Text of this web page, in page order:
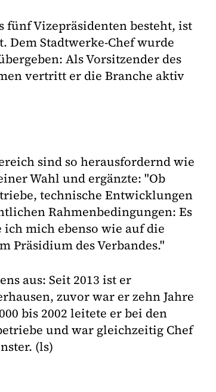
fünf Vizepräsidenten besteht, ist
Stadtwerke-Chef wurde
Als Vorsitzender des
vertritt er die Branche aktiv
sind so herausfordernd wie
Wahl und ergänzte: "Ob
technische Entwicklungen
Rahmenbedingungen: Es
mich ebenso wie auf die
Präsidium des Verbandes."
aus: Seit 2013 ist er
zuvor war er zehn Jahre
bis 2002 leitete er bei den
und war gleichzeitig Chef
(ls)